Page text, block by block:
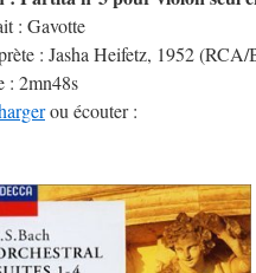
: Gavotte
: Jasha Heifetz, 1952
: 2mn48s
ou écouter :